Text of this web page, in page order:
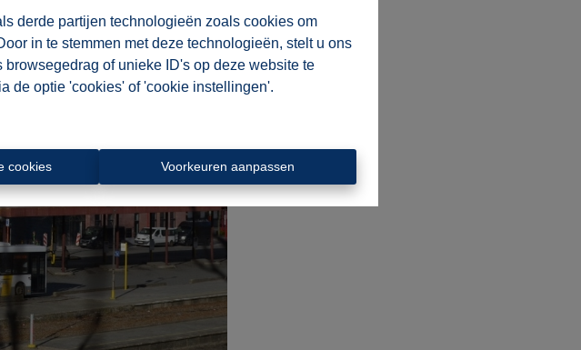
derde partijen technologieën zoals cookies om
in te stemmen met deze technologieën, stelt u ons
of unieke ID's op deze website te
de optie 'cookies' of 'cookie instellingen'.
cookies Voorkeuren aanpassen